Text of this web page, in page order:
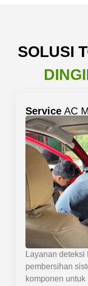
SOLUSI
Service AC
Layanan
pembersihan
komponen